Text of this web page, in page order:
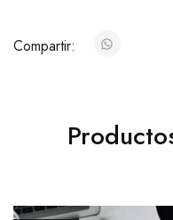
Compartir: